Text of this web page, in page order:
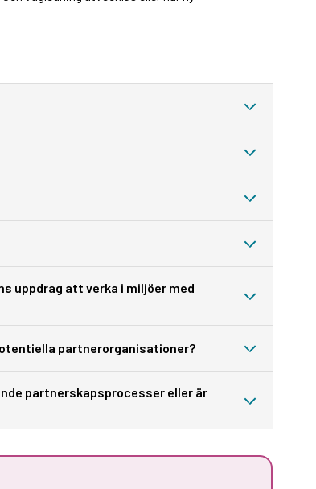
uppdrag att verka i miljöer med
partnerorganisationer?
partnerskapsprocesser eller är